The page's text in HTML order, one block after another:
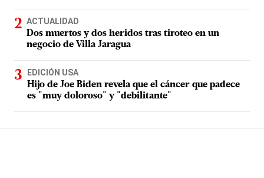
ACTUALIDAD
Dos muertos y dos heridos tras tiroteo en un
negocio de Villa Jaragua
EDICIÓN USA
Hijo de Joe Biden revela que el cáncer que padece
es "muy doloroso" y "debilitante"